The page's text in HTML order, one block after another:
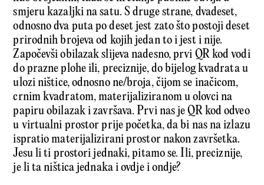
smjeru kazaljki na satu. S druge strane, dvadeset,
odnosno dva puta po deset jest zato što postoji deset
prirodnih brojeva od kojih jedan to i jest i nije.
Započevši obilazak slijeva nadesno, prvi QR kod vodi
do prazne plohe ili, preciznije, do bijelog kvadrata u
ulozi ništice, odnosno ne/broja, čijom se inačicom,
crnim kvadratom, materijaliziranom u olovci na
papiru obilazak i završava. Prvi nas je QR kod odveo
u virtualni prostor prije početka, da bi nas na izlazu
ispratio materijalizirani prostor nakon završetka.
Jesu li ti prostori jednaki, pitamo se. Ili, preciznije,
je li ta ništica jednaka i ovdje i ondje?